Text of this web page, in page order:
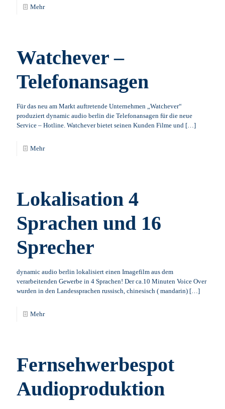
Mehr
Watchever –
Telefonansagen
Für das neu am Markt auftretende Unternehmen „Watchever“
produziert dynamic audio berlin die Telefonansagen für die neue
Service – Hotline. Watchever bietet seinen Kunden Filme und […]
Mehr
Lokalisation 4
Sprachen und 16
Sprecher
dynamic audio berlin lokalisiert einen Imagefilm aus dem
verarbeitenden Gewerbe in 4 Sprachen! Der ca.10 Minuten Voice Over
wurden in den Landessprachen russisch, chinesisch ( mandarin) […]
Mehr
Fernsehwerbespot
Audioproduktion